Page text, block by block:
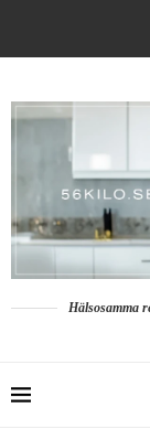
Hälsosamma